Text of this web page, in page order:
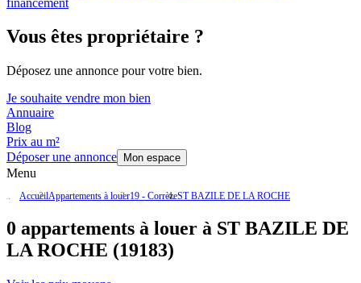
Vous êtes propriétaire ?
Déposez une annonce pour votre bien.
Je souhaite vendre mon bien
Annuaire
Blog
Prix au m²
Déposer une annonce
Mon espace
Menu
AccueilAppartements à louer19 - CorrèzeST BAZILE DE LA ROCHE
0 appartements à louer à ST BAZILE DE
LA ROCHE (19183)